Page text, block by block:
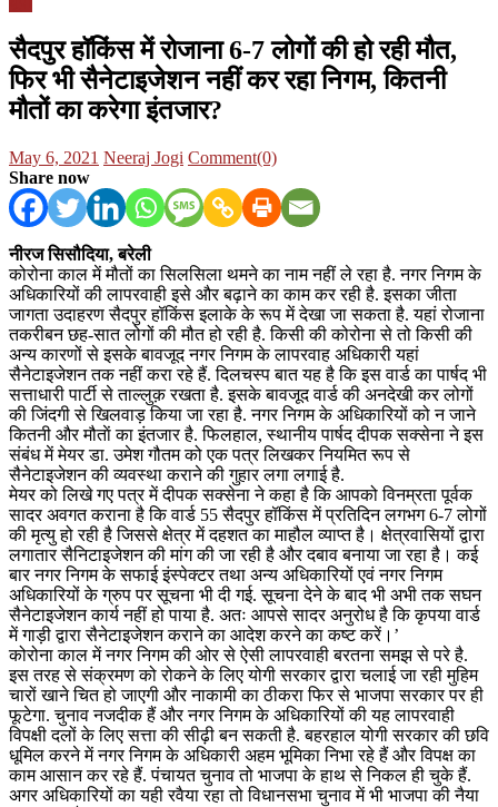
सैदपुर हॉकिंस में रोजाना 6-7 लोगों की हो रही मौत,
फिर भी सैनेटाइजेशन नहीं कर रहा निगम, कितनी
मौतों का करेगा इंतजार?
Posted
on
May 6, 2021 Author
Neeraj Jogi Comment(0)
Share now
नीरज सिसौदिया, बरेली
कोरोना काल में मौतों का सिलसिला थमने का नाम नहीं ले रहा है. नगर निगम के
अधिकारियों की लापरवाही इसे और बढ़ाने का काम कर रही है. इसका जीता
जागता उदाहरण सैदपुर हॉकिंस इलाके के रूप में देखा जा सकता है. यहां रोजाना
तकरीबन छह-सात लोगों की मौत हो रही है. किसी की कोरोना से तो किसी की
अन्य कारणों से इसके बावजूद नगर निगम के लापरवाह अधिकारी यहां
सैनेटाइजेशन तक नहीं करा रहे हैं. दिलचस्प बात यह है कि इस वार्ड का पार्षद भी
सत्ताधारी पार्टी से ताल्लुक़ रखता है. इसके बावजूद वार्ड की अनदेखी कर लोगों
की जिंदगी से खिलवाड़ किया जा रहा है. नगर निगम के अधिकारियों को न जाने
कितनी और मौताें का इंतजार है. फिलहाल, स्थानीय पार्षद दीपक सक्सेना ने इस
संबंध में मेयर डा. उमेश गौतम को एक पत्र लिखकर नियमित रूप से
सैनेटाइजेशन की व्यवस्था कराने की गुहार लगा लगाई है.
मेयर को लिखे गए पत्र में दीपक सक्सेना ने कहा है कि आपको विनम्रता पूर्वक
सादर अवगत कराना है कि वार्ड 55 सैदपुर हॉकिंस में प्रतिदिन लगभग 6-7 लोगों
की मृत्यु हो रही है जिससे क्षेत्र में दहशत का माहौल व्याप्त है। क्षेत्रवासियों द्वारा
लगातार सैनिटाइजेशन की मांग की जा रही है और दबाव बनाया जा रहा है। कई
बार नगर निगम के सफाई इंस्पेक्टर तथा अन्य अधिकारियों एवं नगर निगम
अधिकारियों के ग्रुप पर सूचना भी दी गई. सूचना देने के बाद भी अभी तक सघन
सैनेटाइजेशन कार्य नहीं हो पाया है. अतः आपसे सादर अनुरोध है कि कृपया वार्ड
में गाड़ी द्वारा सैनेटाइजेशन कराने का आदेश करने का कष्ट करें।’
कोरोना काल में नगर निगम की ओर से ऐसी लापरवाही बरतना समझ से परे है.
इस तरह से संक्रमण को रोकने के लिए योगी सरकार द्वारा चलाई जा रही मुहिम
चारों खाने चित हो जाएगी और नाकामी का ठीकरा फिर से भाजपा सरकार पर ही
फूटेगा. चुनाव नजदीक हैं और नगर निगम के अधिकारियों की यह लापरवाही
विपक्षी दलों के लिए सत्ता की सीढ़ी बन सकती है. बहरहाल योगी सरकार की छवि
धूमिल करने में नगर निगम के अधिकारी अहम भूमिका निभा रहे हैं और विपक्ष का
काम आसान कर रहे हैं. पंचायत चुनाव तो भाजपा के हाथ से निकल ही चुके हैं.
अगर अधिकारियों का यही रवैया रहा तो विधानसभा चुनाव में भी भाजपा की नैया